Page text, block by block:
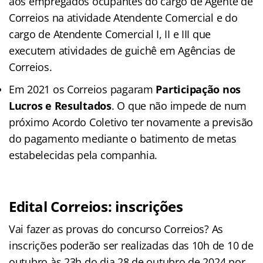
Correios na atividade Atendente Comercial e do
cargo de Atendente Comercial I, II e III que
executem atividades de guichê em Agências de
Correios.
Em 2021 os Correios pagaram Participação nos
Lucros e Resultados. O que não impede de num
próximo Acordo Coletivo ter novamente a previsão
do pagamento mediante o batimento de metas
estabelecidas pela companhia.
Edital Correios: inscrições
Vai fazer as provas do concurso Correios? As
inscrições poderão ser realizadas das 10h de 10 de